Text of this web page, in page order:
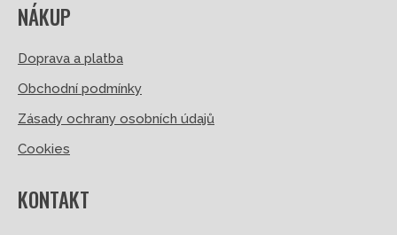
NÁKUP
Doprava a platba
Obchodní podmínky
Zásady ochrany osobních údajů
Cookies
KONTAKT